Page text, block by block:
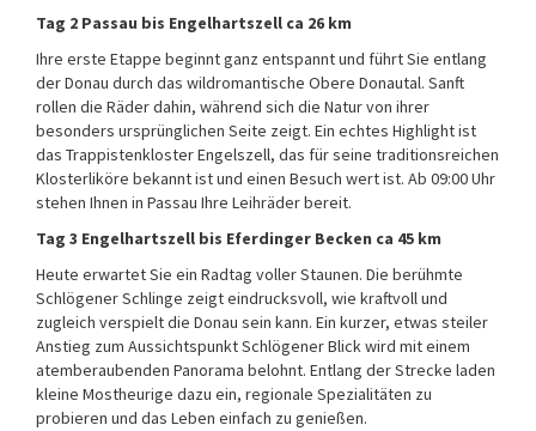
Tag 2 Passau bis Engelhartszell ca 26 km
Ihre erste Etappe beginnt ganz entspannt und führt Sie entlang
der Donau durch das wildromantische Obere Donautal. Sanft
rollen die Räder dahin, während sich die Natur von ihrer
besonders ursprünglichen Seite zeigt. Ein echtes Highlight ist
das Trappistenkloster Engelszell, das für seine traditionsreichen
Klosterliköre bekannt ist und einen Besuch wert ist. Ab 09:00 Uhr
stehen Ihnen in Passau Ihre Leihräder bereit.
Tag 3 Engelhartszell bis Eferdinger Becken ca 45 km
Heute erwartet Sie ein Radtag voller Staunen. Die berühmte
Schlögener Schlinge zeigt eindrucksvoll, wie kraftvoll und
zugleich verspielt die Donau sein kann. Ein kurzer, etwas steiler
Anstieg zum Aussichtspunkt Schlögener Blick wird mit einem
atemberaubenden Panorama belohnt. Entlang der Strecke laden
kleine Mostheurige dazu ein, regionale Spezialitäten zu
probieren und das Leben einfach zu genießen.